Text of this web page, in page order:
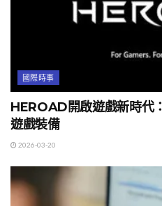
國際時事
HEROAD開啟遊戲新時代
遊戲裝備
2026-03-20